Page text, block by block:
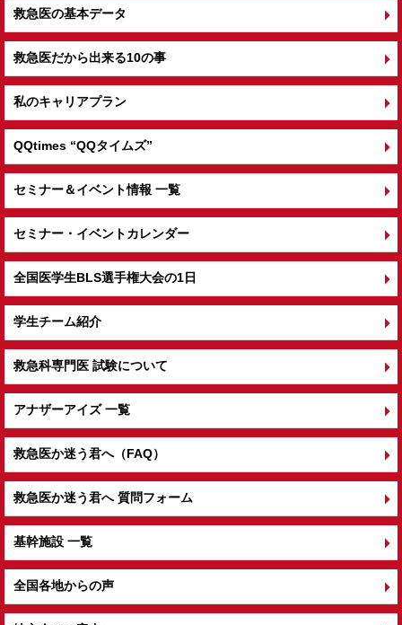
救急医の基本データ
救急医だから出来る10の事
私のキャリアプラン
QQtimes “QQタイムズ”
セミナー＆イベント情報 一覧
セミナー・イベントカレンダー
全国医学生BLS選手権大会の1日
学生チーム紹介
救急科専門医 試験について
アナザーアイズ 一覧
救急医か迷う君へ（FAQ）
救急医か迷う君へ 質問フォーム
基幹施設 一覧
全国各地からの声